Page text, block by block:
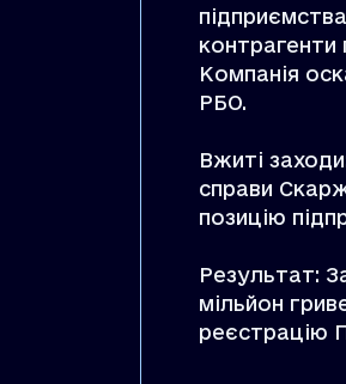
контрагенти
Компанія
РБО.
Вжиті
справи
позицію
Результат:
мільйон
реєстрацію